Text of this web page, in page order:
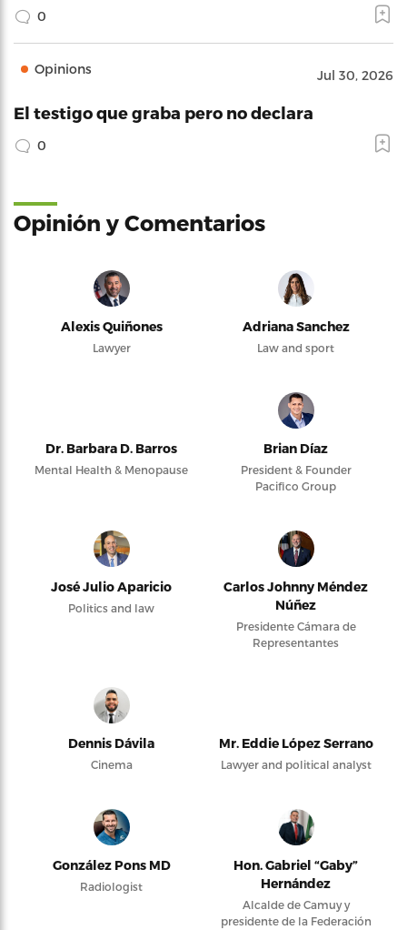
0
Opinions Jul 30, 2026
El testigo que graba pero no declara
0
Opinión y Comentarios
Alexis Quiñones
Lawyer
Adriana Sanchez
Law and sport
Dr. Barbara D. Barros
Mental Health & Menopause
Brian Díaz
President & Founder
Pacifico Group
José Julio Aparicio
Politics and law
Carlos Johnny Méndez
Núñez
Presidente Cámara de
Representantes
Dennis Dávila
Cinema
Mr. Eddie López Serrano
Lawyer and political analyst
González Pons MD
Radiologist
Hon. Gabriel “Gaby”
Hernández
Alcalde de Camuy y
presidente de la Federación